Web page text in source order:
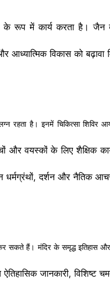
के रूप में कार्य करता है।
विकास को बढ़ावा
रहता है। इनमें चिकित्सा
और वयस्कों के लिए शैक्षिक
दर्शन और नैतिक
सकते हैं। मंदिर के समृद्ध इतिहास
ऐतिहासिक जानकारी, विशिष्ट